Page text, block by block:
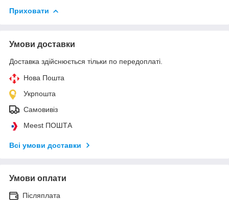
Приховати
Умови доставки
Доставка здійснюється тільки по передоплаті.
Нова Пошта
Укрпошта
Самовивіз
Meest ПОШТА
Всі умови доставки
Умови оплати
Післяплата